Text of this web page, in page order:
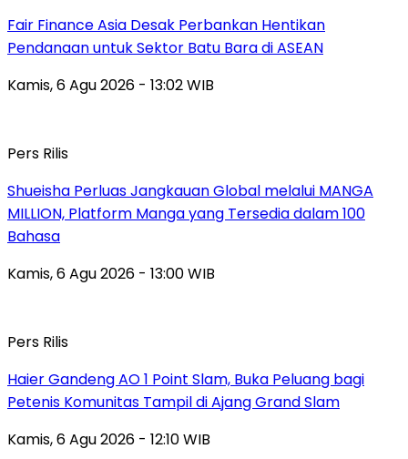
Fair Finance Asia Desak Perbankan Hentikan
Pendanaan untuk Sektor Batu Bara di ASEAN
Kamis, 6 Agu 2026 - 13:02 WIB
Pers Rilis
Shueisha Perluas Jangkauan Global melalui MANGA
MILLION, Platform Manga yang Tersedia dalam 100
Bahasa
Kamis, 6 Agu 2026 - 13:00 WIB
Pers Rilis
Haier Gandeng AO 1 Point Slam, Buka Peluang bagi
Petenis Komunitas Tampil di Ajang Grand Slam
Kamis, 6 Agu 2026 - 12:10 WIB